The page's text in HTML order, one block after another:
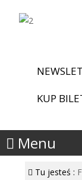
KUP
Menu
Tu jesteś :